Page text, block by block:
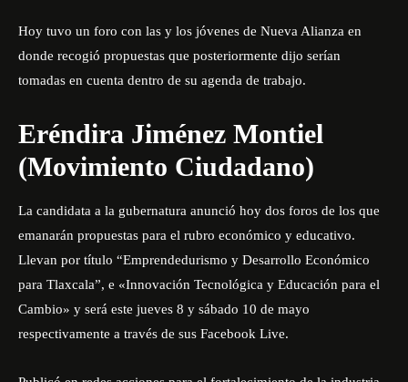
Hoy tuvo un foro con las y los jóvenes de Nueva Alianza en
donde recogió propuestas que posteriormente dijo serían
tomadas en cuenta dentro de su agenda de trabajo.
Eréndira Jiménez Montiel
(Movimiento Ciudadano)
La candidata a la gubernatura anunció hoy dos foros de los que
emanarán propuestas para el rubro económico y educativo.
Llevan por título “Emprendedurismo y Desarrollo Económico
para Tlaxcala”, e «Innovación Tecnológica y Educación para el
Cambio» y será este jueves 8 y sábado 10 de mayo
respectivamente a través de sus Facebook Live.